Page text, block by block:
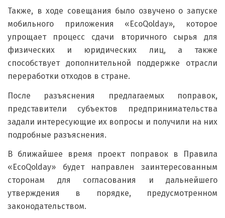
Также, в ходе совещания было озвучено о запуске
мобильного приложения «EcoQolday», которое
упрощает процесс сдачи вторичного сырья для
физических и юридических лиц, а также
способствует дополнительной поддержке отрасли
переработки отходов в стране.
После разъяснения предлагаемых поправок,
представители субъектов предпринимательства
задали интересующие их вопросы и получили на них
подробные разъяснения.
В ближайшее время проект поправок в Правила
«EcoQolday» будет направлен заинтересованным
сторонам для согласования и дальнейшего
утверждения в порядке, предусмотренном
законодательством.